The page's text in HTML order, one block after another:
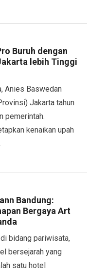
Buruh dengan
lebih Tinggi
Anies Baswedan
Jakarta tahun
pemerintah.
kenaikan upah
Bandung:
Bergaya Art
bidang pariwisata,
bersejarah yang
satu hotel